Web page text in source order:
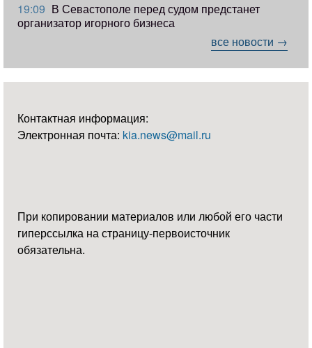
19:09 В Севастополе перед судом предстанет
организатор игорного бизнеса
все новости →
Контактная информация:
Электронная почта: kia.news@mail.ru
При копировании материалов или любой его части
гиперссылка на страницу-первоисточник
обязательна.